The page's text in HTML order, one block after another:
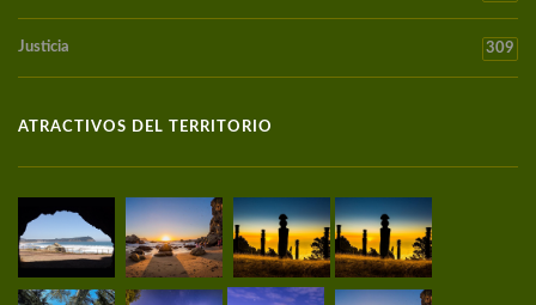
Justicia 309
ATRACTIVOS DEL TERRITORIO